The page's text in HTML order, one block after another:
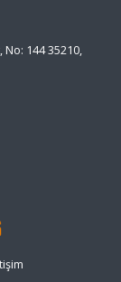
144 35210,